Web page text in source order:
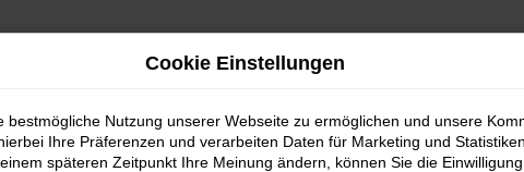
Cookie Einstellungen
bestmögliche Nutzung unserer Webseite zu ermöglichen und unsere
Ihre Präferenzen und verarbeiten Daten für Marketing und
späteren Zeitpunkt Ihre Meinung ändern, können Sie die